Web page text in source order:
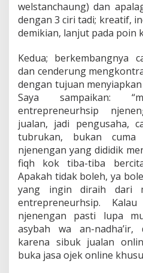
welstanchaung) dan
dengan 3 ciri tadi; kreatif,
demikian, lanjut pada poin
Kedua; berkembangnya
dan cenderung
dengan tujuan
Saya sampaikan:
entrepreneurhsip
jualan, jadi pengusaha,
tubrukan, bukan cuma
njenengan yang dididik
fiqh kok tiba-tiba
Apakah tidak boleh, ya
yang ingin diraih dari
entrepreneurhsip.
njenengan pasti lupa
asybah wa an-
karena sibuk jualan
buka jasa ojek online